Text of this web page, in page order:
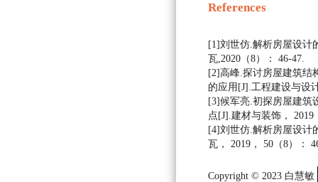
References
[1]刘世仿.解析房屋设计
瓦,2020（8）： 46-47.
[2]高峰.探讨房屋建筑结
的应用[J].工程建设与设
[3]候军亮.初探房屋建筑
点[J].建材与装饰， 2019
[4]刘世仿.解析房屋设计
瓦， 2019， 50（8）：
Copyright © 2023 白慧敏